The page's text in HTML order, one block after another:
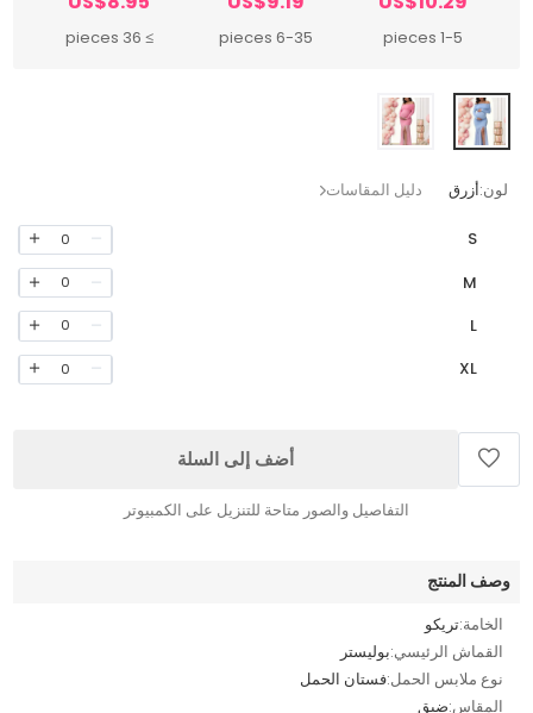
1-5 pieces
6-35 pieces
≥ 36 pieces
لون:أزرق دليل المقاسات
S
0
M
0
L
0
XL
0
أضف إلى السلة
التفاصيل والصور متاحة للتنزيل على الكمبيوتر
وصف المنتج
الخامة:تريكو
القماش الرئيسي:بوليستر
نوع ملابس الحمل:فستان الحمل
المقاس:ضيق